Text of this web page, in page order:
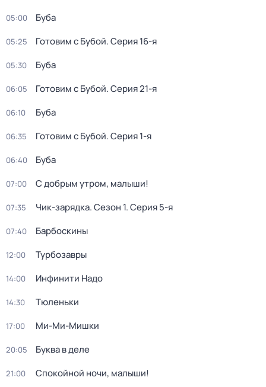
05:00 Буба
05:25 Готовим с Бубой. Серия 16-я
05:30 Буба
06:05 Готовим с Бубой. Серия 21-я
06:10 Буба
06:35 Готовим с Бубой. Серия 1-я
06:40 Буба
07:00 С добрым утром, малыши!
07:35 Чик-зарядка. Сезон 1. Серия 5-я
07:40 Барбоскины
12:00 Турбозавры
14:00 Инфинити Надо
14:30 Тюленьки
17:00 Ми-Ми-Мишки
20:05 Буква в деле
21:00 Спокойной ночи, малыши!